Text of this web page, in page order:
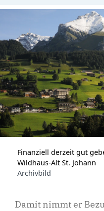
Finanziell derzeit gut
Wildhaus-Alt St. Johann
Archivbild
Damit nimmt er